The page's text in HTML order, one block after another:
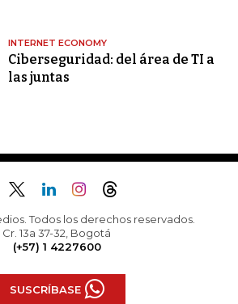
INTERNET ECONOMY
Ciberseguridad: del área de TI a
las juntas
Todos los derechos reservados.
Cr. 13a 37-32, Bogotá
(+57) 1 4227600
SUSCRÍBASE